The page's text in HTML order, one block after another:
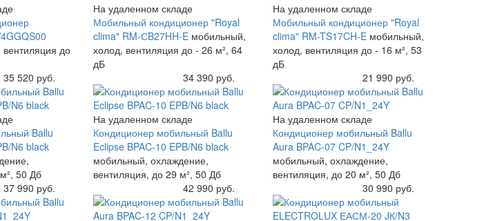
до
35 520 руб.
На удаленном складе
Мобильный кондиционер "Royal
clima" RM-СB27HH-E мобильный,
холод, вентиляция до - 26 м², 64
дБ
34 390 руб.
На удаленном складе
Мобильный кондиционер "Royal
clima" RM-TS17CH-E мобильный,
холод, вентиляция до - 16 м², 53
дБ
21 990 руб.
Ballu
N6 black
50 Дб
37 990 руб.
На удаленном складе
Кондиционер мобильный Ballu
Eclipse BPAC-10 EPB/N6 black
мобильный, охлаждение,
вентиляция, до 29 м², 50 Дб
42 990 руб.
На удаленном складе
Кондиционер мобильный Ballu
Aura BPAC-07 CP/N1_24Y
мобильный, охлаждение,
вентиляция, до 20 м², 50 Дб
30 990 руб.